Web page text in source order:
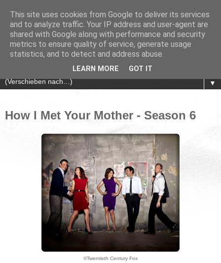
▼
How I Met Your Mother - Season 6
©Twentieth Century Fox
This site uses cookies from Google to deliver its services
and to analyze traffic. Your IP address and user-agent are
shared with Google along with performance and security
metrics to ensure quality of service, generate usage
statistics, and to detect and address abuse.
LEARN MORE GOT IT